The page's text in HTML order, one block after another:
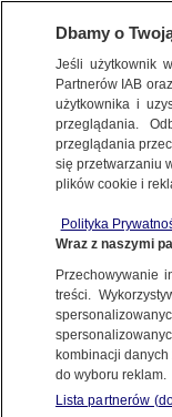
PROGRAMY
18.12.2017, 12:00
Udostępnij
Dbamy o
Jeśli użytkownik
Partnerów IAB
użytkownika i
przeglądania.
przeglądania
się przetwarzaniu
plików cookie i
Polityka
Wraz z naszymi
Przechowywanie
treści.
kombinacji
do wyboru reklam.
Lista partnerów